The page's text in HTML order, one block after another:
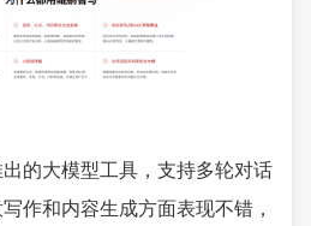
的大模型工具，支持多轮对话
作和内容生成方面表现不错，